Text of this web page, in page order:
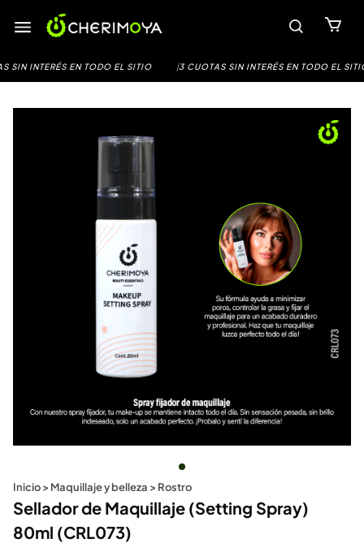
SIN INTERÉS EN TODO EL SITIO 3 CUOTAS SIN INTERÉS EN TODO EL SITIO
Inicio> Maquillaje y belleza > Rostro
Sellador de Maquillaje (Setting Spray)
80ml (CRL073)